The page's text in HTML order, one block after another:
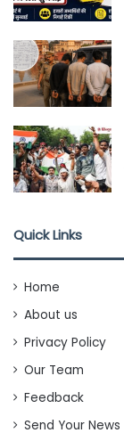
Quick Links
Home
About us
Privacy Policy
Our Team
Feedback
Send Your News